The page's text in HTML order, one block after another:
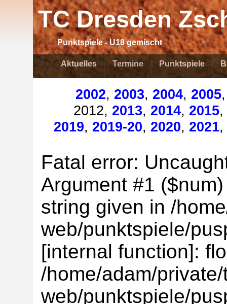
TC Dresden
Punktspiele - U18 gemischt
Aktuelles Termine Punktspiele
2002, 2003, 2004, 2005
2012, 2013, 2014, 2015,
2019, 2019-20, 2020, 2021,
Fatal error:
Argument #1
string given in /
web/punktspiele/
[internal function]:
/home/adam/
web/punktspiele/